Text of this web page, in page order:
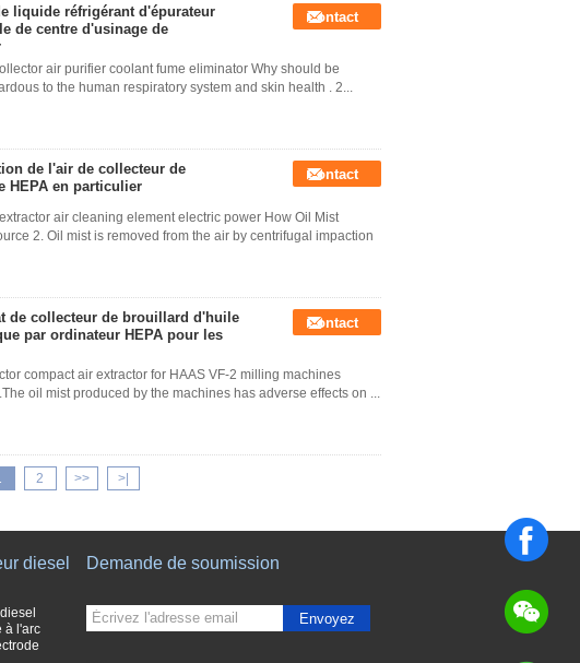
liquide réfrigérant d'épurateur
de centre d'usinage de
Contact
air purifier coolant fume eliminator Why should be
to the human respiratory system and skin health . 2...
de l'air de collecteur de
HEPA en particulier
Contact
air cleaning element electric power How Oil Mist
2. Oil mist is removed from the air by centrifugal impaction
de collecteur de brouillard d'huile
par ordinateur HEPA pour les
Contact
compact air extractor for HAAS VF-2 milling machines
oil mist produced by the machines has adverse effects on ...
2 >> >|
diesel
à l'arc
Demande de soumission
Envoyez